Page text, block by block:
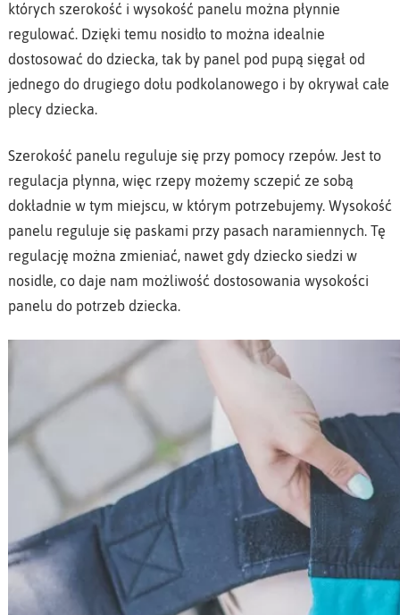
których szerokość i wysokość panelu można płynnie
regulować. Dzięki temu nosidło to można idealnie
dostosować do dziecka, tak by panel pod pupą sięgał od
jednego do drugiego dołu podkolanowego i by okrywał całe
plecy dziecka.
Szerokość panelu reguluje się przy pomocy rzepów. Jest to
regulacja płynna, więc rzepy możemy sczepić ze sobą
dokładnie w tym miejscu, w którym potrzebujemy. Wysokość
panelu reguluje się paskami przy pasach naramiennych. Tę
regulację można zmieniać, nawet gdy dziecko siedzi w
nosidle, co daje nam możliwość dostosowania wysokości
panelu do potrzeb dziecka.